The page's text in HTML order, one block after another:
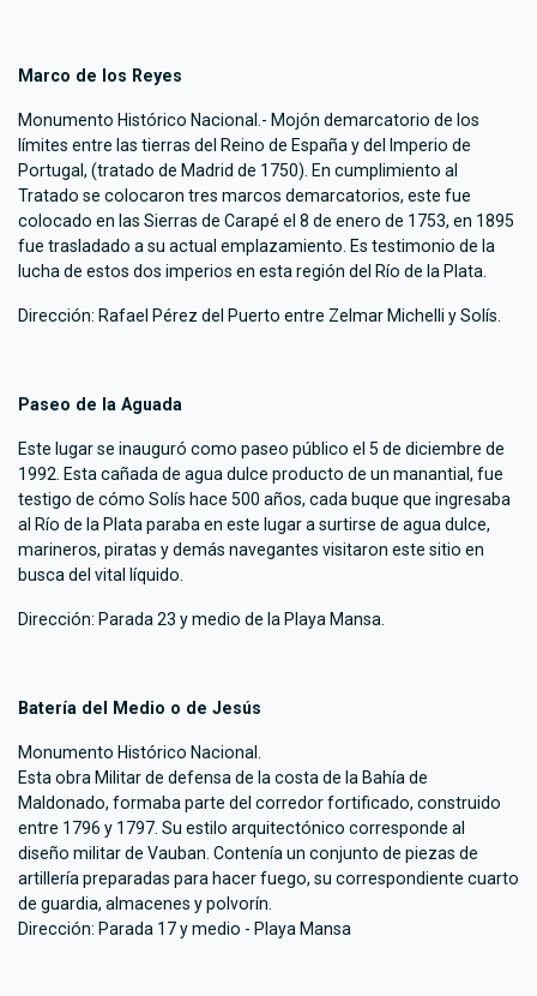
Marco de los Reyes
Monumento Histórico Nacional.- Mojón demarcatorio de los
límites entre las tierras del Reino de España y del Imperio de
Portugal, (tratado de Madrid de 1750). En cumplimiento al
Tratado se colocaron tres marcos demarcatorios, este fue
colocado en las Sierras de Carapé el 8 de enero de 1753, en 1895
fue trasladado a su actual emplazamiento. Es testimonio de la
lucha de estos dos imperios en esta región del Río de la Plata.
Dirección: Rafael Pérez del Puerto entre Zelmar Michelli y Solís.
Paseo de la Aguada
Este lugar se inauguró como paseo público el 5 de diciembre de
1992. Esta cañada de agua dulce producto de un manantial, fue
testigo de cómo Solís hace 500 años, cada buque que ingresaba
al Río de la Plata paraba en este lugar a surtirse de agua dulce,
marineros, piratas y demás navegantes visitaron este sitio en
busca del vital líquido.
Dirección: Parada 23 y medio de la Playa Mansa.
Batería del Medio o de Jesús
Monumento Histórico Nacional.
Esta obra Militar de defensa de la costa de la Bahía de
Maldonado, formaba parte del corredor fortificado, construido
entre 1796 y 1797. Su estilo arquitectónico corresponde al
diseño militar de Vauban. Contenía un conjunto de piezas de
artillería preparadas para hacer fuego, su correspondiente cuarto
de guardia, almacenes y polvorín.
Dirección: Parada 17 y medio - Playa Mansa